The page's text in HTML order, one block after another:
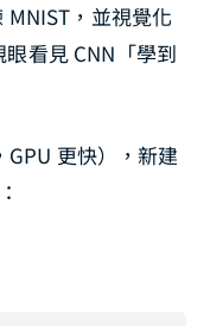
，並視覺化
看見 CNN「學到
GPU 更快），新建